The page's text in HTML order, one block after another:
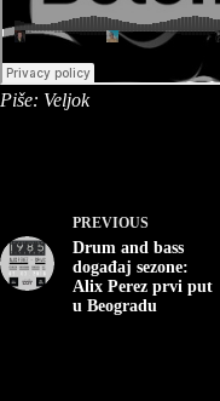
Piše: Veljok
PREVIOUS
Drum and bass
događaj sezone:
Alix Perez prvi put
u Beogradu